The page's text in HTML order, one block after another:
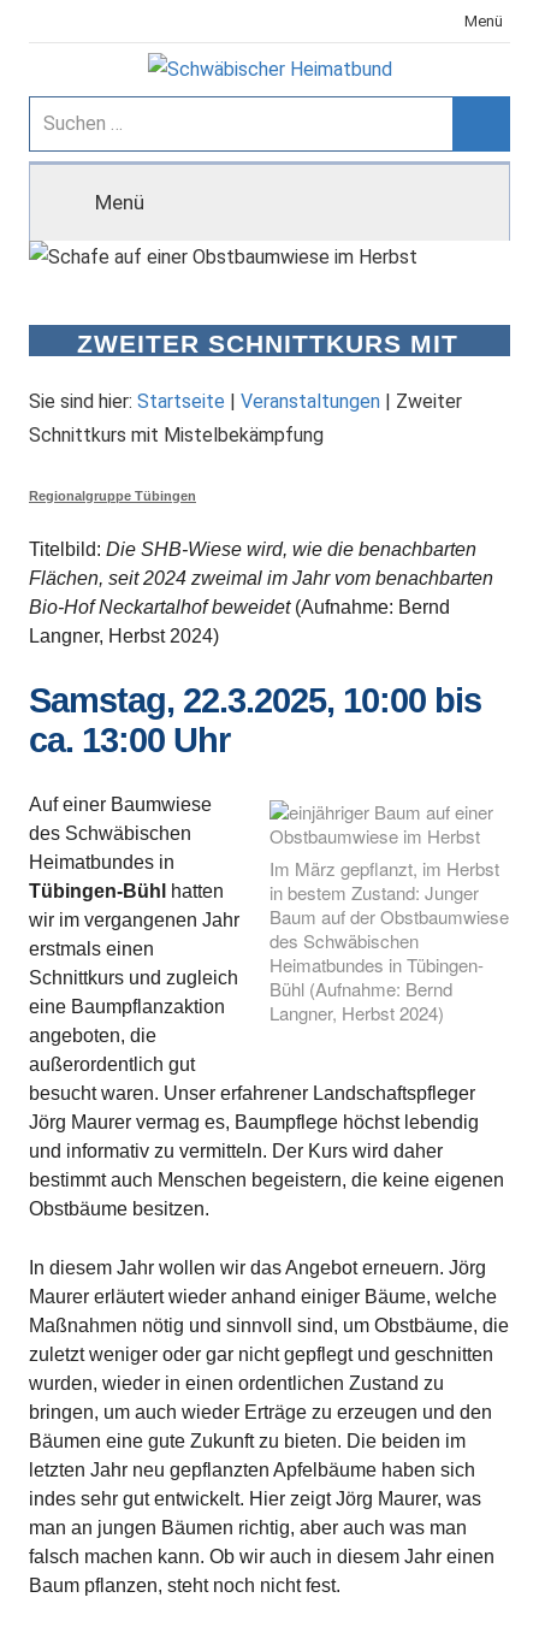
Inhalt
Menü
Schwäbischer
Heimatbund
Suchen
nach:
Menü
ZWEITER SCHNITTKURS MIT
Sie sind hier: Startseite | Veranstaltungen | Zweiter
Schnittkurs mit Mistelbekämpfung
Regionalgruppe Tübingen
Titelbild: Die SHB-Wiese wird, wie die benachbarten
Flächen, seit 2024 zweimal im Jahr vom benachbarten
Bio-Hof Neckartalhof beweidet(Aufnahme: Bernd
Langner, Herbst 2024)
Samstag, 22.3.2025, 10:00 bis
ca. 13:00 Uhr
Im März gepflanzt, im Herbst
in bestem Zustand: Junger
Baum auf der Obstbaumwiese
des Schwäbischen
Heimatbundes in Tübingen-
Bühl (Aufnahme: Bernd
Langner, Herbst 2024)
Auf einer Baumwiese
des Schwäbischen
Heimatbundes in
Tübingen-Bühl
hatten
wir im vergangenen Jahr
erstmals einen
Schnittkurs und zugleich
eine Baumpflanzaktion
angeboten, die
außerordentlich gut
besucht waren. Unser erfahrener Landschaftspfleger
Jörg Maurer vermag es, Baumpflege höchst lebendig
und informativ zu vermitteln. Der Kurs wird daher
bestimmt auch Menschen begeistern, die keine eigenen
Obstbäume besitzen.
In diesem Jahr wollen wir das Angebot erneuern. Jörg
Maurer erläutert wieder anhand einiger Bäume, welche
Maßnahmen nötig und sinnvoll sind, um Obstbäume, die
zuletzt weniger oder gar nicht gepflegt und geschnitten
wurden, wieder in einen ordentlichen Zustand zu
bringen, um auch wieder Erträge zu erzeugen und den
Bäumen eine gute Zukunft zu bieten. Die beiden im
letzten Jahr neu gepflanzten Apfelbäume haben sich
indes sehr gut entwickelt. Hier zeigt Jörg Maurer, was
man an jungen Bäumen richtig, aber auch was man
falsch machen kann. Ob wir auch in diesem Jahr einen
Baum pflanzen, steht noch nicht fest.